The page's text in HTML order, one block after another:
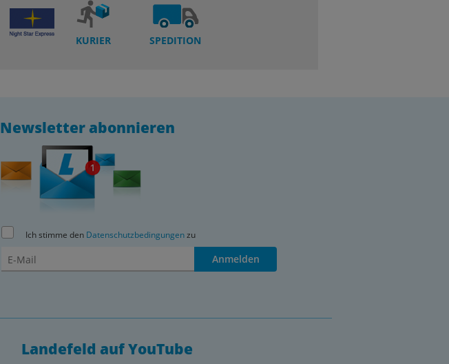
KURIER SPEDITION
Newsletter abonnieren
Ich stimme den Datenschutzbedingungenzu
Anmelden
Landefeld auf YouTube